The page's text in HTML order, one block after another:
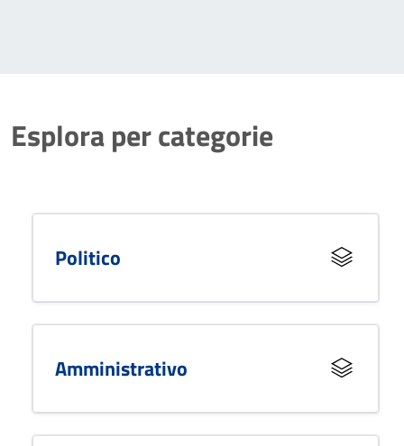
Esplora per categorie
Politico
Amministrativo